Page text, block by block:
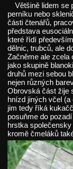
Většině lidem se
perníku nebo
části čtenářů,
představa
které řídí
dělnic, trubců, ale
Začněme ale zcela
jako skupině
druhů mezi sebou
nejen různých
Obrovská část žije
hnízd jiných včel
jim tedy říká
posuňme do
hrstka
kromě čmeláků